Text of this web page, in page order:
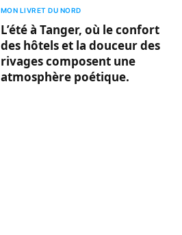
MON LIVRET DU NORD
L’été à Tanger, où le confort
des hôtels et la douceur des
rivages composent une
atmosphère poétique.